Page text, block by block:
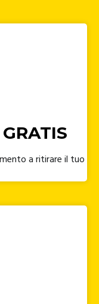
a ritirare il tuo